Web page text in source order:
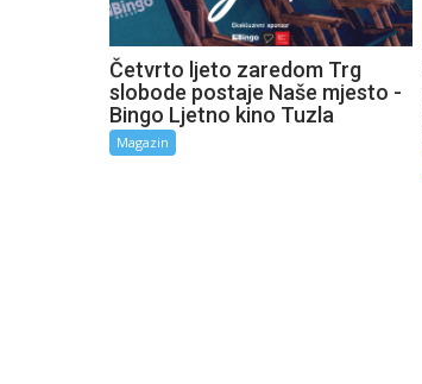
Četvrto ljeto zaredom Trg
slobode postaje Naše mjesto -
Bingo Ljetno kino Tuzla
Magazin